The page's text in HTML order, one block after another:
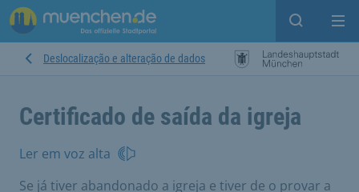
Open
Deslocalização e alteração de dados
Certificado de saída da igreja
Ler em voz alta
Se já tiver abandonado a igreja e tiver de o provar a